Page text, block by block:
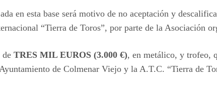
en esta base será motivo de no aceptación y
“Tierra de Toros”, por parte de la Asociación
de TRES MIL EUROS (3.000 €), en metálico, y trofeo,
de Colmenar Viejo y la A.T.C. “Tierra de